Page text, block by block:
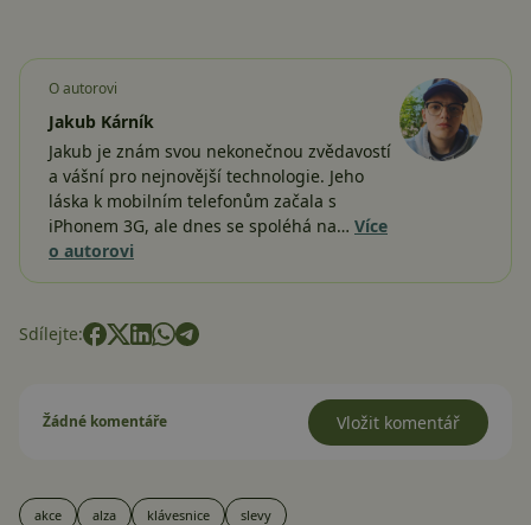
O autorovi
Jakub Kárník
Jakub je znám svou nekonečnou zvědavostí
a vášní pro nejnovější technologie. Jeho
láska k mobilním telefonům začala s
iPhonem 3G, ale dnes se spoléhá na… Více
o autorovi
Sdílejte:
Žádné komentáře Vložit komentář
akce alza klávesnice slevy